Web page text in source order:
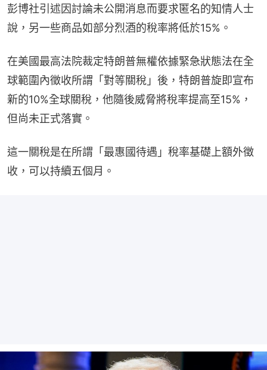
彭博社引述因討論未公開消息而要求匿名的知情人士
說，另一些商品如部分烈酒的稅率將低於15%。
在美國最高法院裁定特朗普無權依據緊急狀態法在全
球範圍內徵收所謂「對等關稅」後，特朗普旋即宣布
新的10%全球關稅，他隨後威脅將稅率提高至15%，
但尚未正式落實。
這一關稅是在所謂「最惠國待遇」稅率基礎上額外徵
收，可以持續五個月。